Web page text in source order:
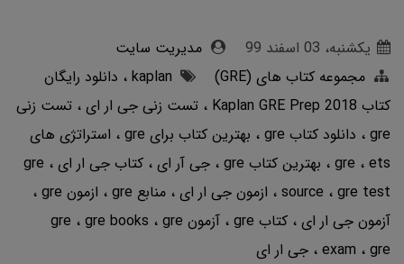
یکشنبه، 03 اسفند 99
مدیریت سایت
مجموعه کتاب های (GRE)
kaplan
دانلود رایگان
کتاب Kaplan GRE Prep 2018
تست زنی جی ار ای تست زنی
gre
دانلود کتاب gre بهترین کتاب برای gre
استراتژی های
gre
ets بهترین کتاب gre جی آر ای کتاب جی ار ای
gre
source
gre test ازمون جی ار ای منابع gre
ازمون gre
آزمون جی ار ای کتاب gre آزمون gre gre books
gre
exam
gre جی ار ای